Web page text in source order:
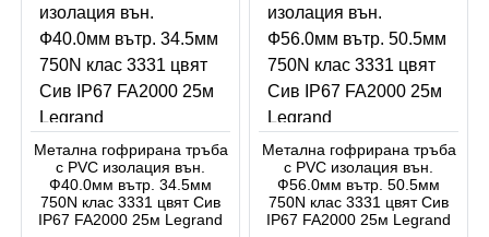
Метална гофрирана тръба
с PVC изолация вън.
Ф40.0мм вътр. 34.5мм
750N клас 3331 цвят Сив
IP67 FA2000 25м Legrand
Метална гофрирана тръба
с PVC изолация вън.
Ф56.0мм вътр. 50.5мм
750N клас 3331 цвят Сив
IP67 FA2000 25м Legrand